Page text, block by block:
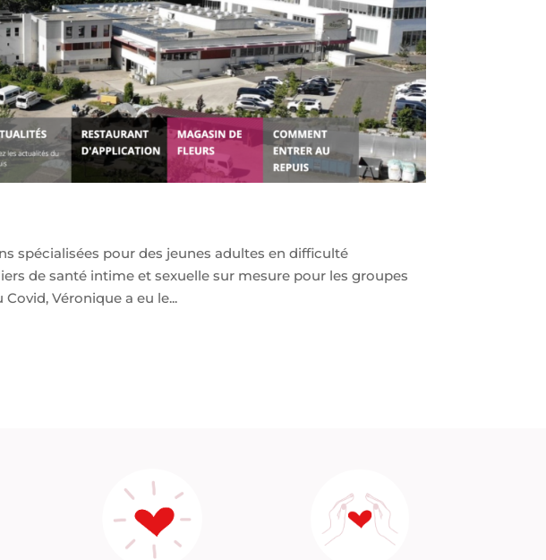
spécialisées pour des jeunes adultes en difficulté
de santé intime et sexuelle sur mesure pour les groupes
Véronique a eu le...